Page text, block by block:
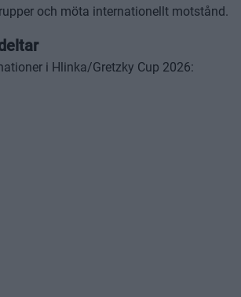
och möta internationellt motstånd.
i Hlinka/Gretzky Cup 2026: